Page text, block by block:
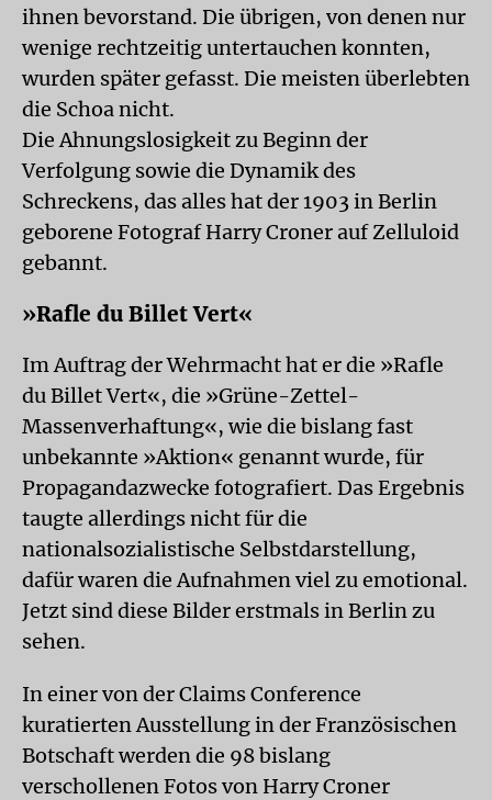
ihnen bevorstand. Die übrigen, von denen nur
wenige rechtzeitig untertauchen konnten,
wurden später gefasst. Die meisten überlebten
die Schoa nicht.
Die Ahnungslosigkeit zu Beginn der
Verfolgung sowie die Dynamik des
Schreckens, das alles hat der 1903 in Berlin
geborene Fotograf Harry Croner auf Zelluloid
gebannt.
»Rafle du Billet Vert«
Im Auftrag der Wehrmacht hat er die »Rafle
du Billet Vert«, die »Grüne-Zettel-
Massenverhaftung«, wie die bislang fast
unbekannte »Aktion« genannt wurde, für
Propagandazwecke fotografiert. Das Ergebnis
taugte allerdings nicht für die
nationalsozialistische Selbstdarstellung,
dafür waren die Aufnahmen viel zu emotional.
Jetzt sind diese Bilder erstmals in Berlin zu
sehen.
In einer von der Claims Conference
kuratierten Ausstellung in der Französischen
Botschaft werden die 98 bislang
verschollenen Fotos von Harry Croner